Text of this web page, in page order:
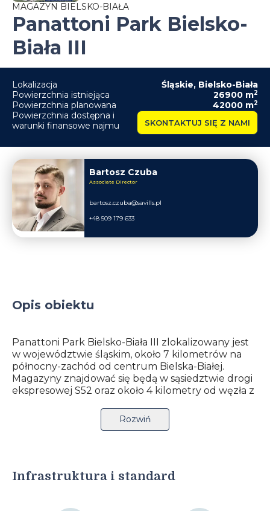
MAGAZYN BIELSKO-BIAŁA
Panattoni Park Bielsko-
Biała III
Lokalizacja Śląskie, Bielsko-Biała
Powierzchnia istniejąca
26900 m2
Powierzchnia planowana 42000 m2
Powierzchnia dostępna i
warunki finansowe najmu
SKONTAKTUJ SIĘ Z NAMI
Bartosz Czuba
Associate Director
bartosz.czuba@savills.pl
+48 509 179 633
Opis obiektu
Panattoni Park Bielsko-Biała III zlokalizowany jest
w województwie śląskim, około 7 kilometrów na
północny-zachód od centrum Bielska-Białej.
Magazyny znajdować się będą w sąsiedztwie drogi
ekspresowej S52 oraz około 4 kilometry od węzła z
autostradami A1 oraz A4. Dodatkowym atutem
lokalizacji jest bardzo dobra komunikacją z
powierzchni w ramach 2 budynków klasy A.
Rozwiń
Infrastruktura i standard